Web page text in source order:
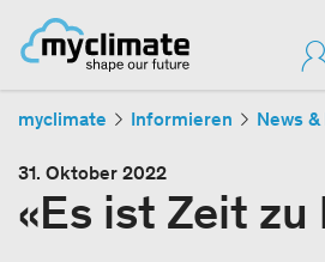
myclimate Informieren News
31. Oktober 2022
«Es ist Zeit zu